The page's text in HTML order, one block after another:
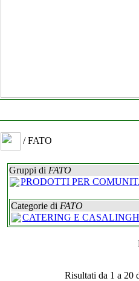
/ FATO
Gruppi di FATO
PRODOTTI PER
Categorie di FATO
CATERING E
Risultati da 1 a 20